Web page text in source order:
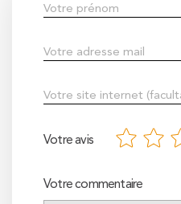
Votre avis
Votre commentaire